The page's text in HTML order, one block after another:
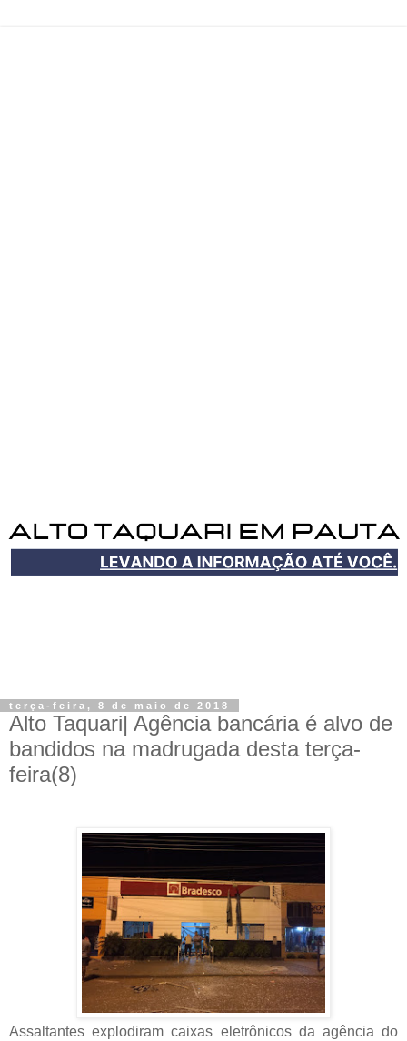
terça-feira, 8 de maio de 2018
Alto Taquari| Agência bancária é alvo de
bandidos na madrugada desta terça-
feira(8)
Assaltantes explodiram caixas eletrônicos da agência do